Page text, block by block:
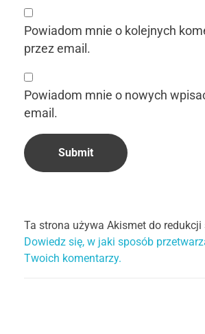
Powiadom mnie o kolejnych
przez email.
Powiadom mnie o nowych
email.
Ta strona używa Akismet do redukcji
Dowiedz się, w jaki sposób
Twoich komentarzy.